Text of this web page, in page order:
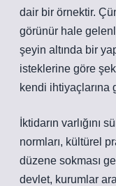
dair bir örnektir.
görünür hale
şeyin altında bir
isteklerine göre
kendi ihtiyaçlarına
İktidarın varlığını
normları, kültürel
düzene sokması
devlet, kurumlar